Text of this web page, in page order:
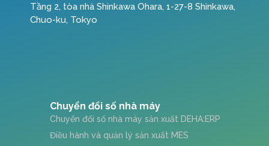
Tầng 2, tòa nhà Shinkawa Ohara, 1-27-8 Shinkawa,
Chuo-ku, Tokyo
Chuyển đổi số nhà máy
Chuyển đổi số nhà máy sản xuất DEHA:ERP
Điều hành và quản lý sản xuất MES